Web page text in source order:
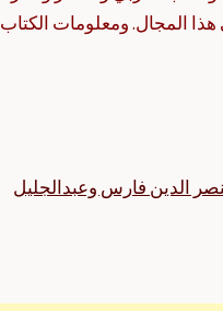
المجال. ومعلومات الكتاب
الدين فارس وعبدالجليل